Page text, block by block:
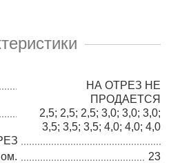
НА ОТРЕЗ НЕ
ПРОДАЕТСЯ
2,5; 2,5; 2,5; 3,0; 3,0; 3,0;
3,5; 3,5; 3,5; 4,0; 4,0; 4,0
23